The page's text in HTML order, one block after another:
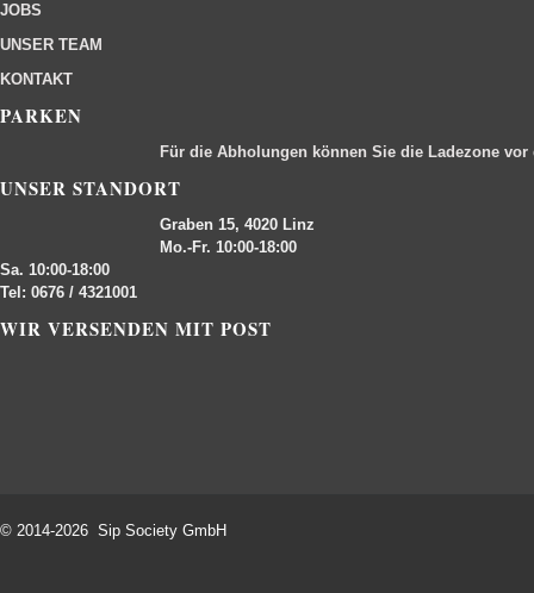
JOBS
UNSER TEAM
KONTAKT
PARKEN
Für die Abholungen können Sie die Ladezone
UNSER STANDORT
Graben 15, 4020 Linz
Mo.-Fr. 10:00-18:00
Sa. 10:00-18:00
Tel: 0676 / 4321001
WIR VERSENDEN MIT POST
© 2014-2026 Sip Society GmbH